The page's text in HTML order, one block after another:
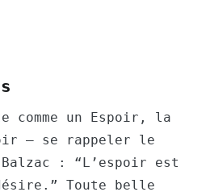
comme un Espoir, la
— se rappeler le
: “L’espoir est
Toute belle